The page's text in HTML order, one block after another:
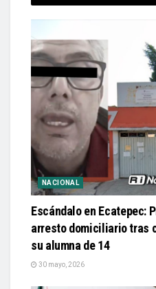
NACIONAL
Escándalo en Ecatepec:
arresto domiciliario tras
su alumna de 14
30 mayo, 2026